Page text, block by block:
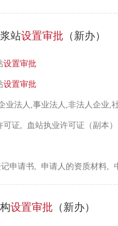
站设置审批 （新办）
设置审批
设置审批
业法人,事业法人,非法人企业,
可证, 血站执业许可证（副本）
申请书, 申请人的资质材料,
设置审批 （新办）